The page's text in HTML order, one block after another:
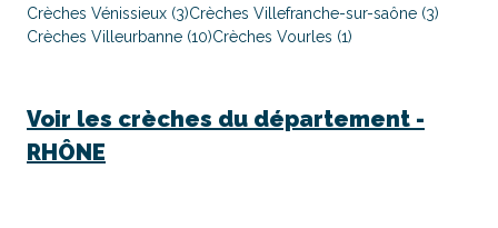
Crèches Vénissieux (3)Crèches Villefranche-sur-saône (3)
Crèches Villeurbanne (10)Crèches Vourles (1)
Voir les crèches du département -
RHÔNE